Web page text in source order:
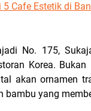
Cafe Estetik di
No. 175,
Korea.
akan ornamen
bambu yang